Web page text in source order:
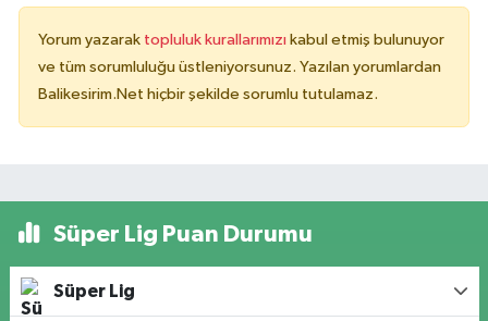
Yorum yazarak topluluk kurallarımızı kabul etmiş bulunuyor
ve tüm sorumluluğu üstleniyorsunuz. Yazılan yorumlardan
Balikesirim.Net hiçbir şekilde sorumlu tutulamaz.
Süper Lig Puan Durumu
Süper Lig